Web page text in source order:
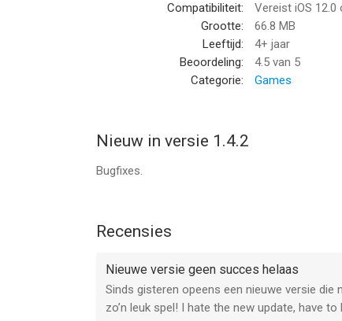
Compatibiliteit:
Vereist iOS
Grootte:
66.8 MB
Leeftijd:
4+ jaar
Beoordeling:
4.5 van 5
Categorie:
Games
Nieuw in versie 1.4.2
Bugfixes.
Recensies
Nieuwe versie geen succes helaas
Sinds gisteren opeens een nieuwe versie
zo’n leuk spel! I hate the new update, have